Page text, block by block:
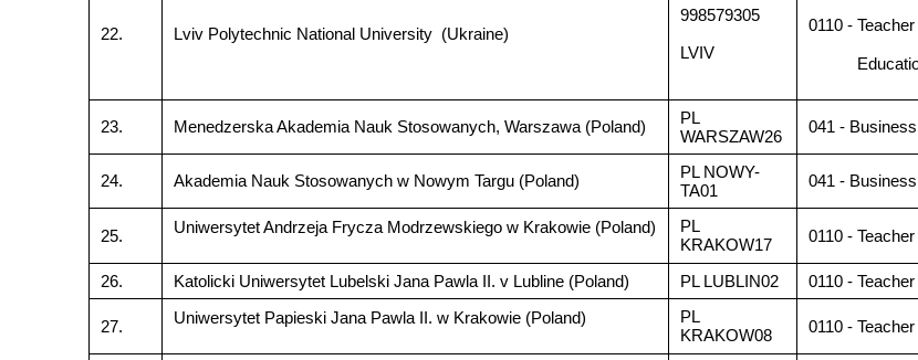
22. Lviv Polytechnic National University (Ukraine)
998579305
LVIV
0110 -
Education
23. Menedzerska Akademia Nauk Stosowanych, Warszawa (Poland)
PL
WARSZAW26
041 -
24. Akademia Nauk Stosowanych w Nowym Targu (Poland)
PL NOWY-
TA01
041 -
25. Uniwersytet Andrzeja Frycza Modrzewskiego w Krakowie (Poland)
PL
KRAKOW17
0110 -
26. Katolicki Uniwersytet Lubelski Jana Pawla II. v Lubline (Poland) PL LUBLIN02 0110 -
27. Uniwersytet Papieski Jana Pawla II. w Krakowie (Poland)
PL
KRAKOW08
0110 -